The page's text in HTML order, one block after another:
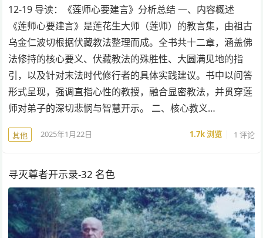
12-19 导读：《莲师心要建言》分析总结 一、内容概述
《莲师心要建言》是莲花生大师（莲师）的教言集，由祖古
乌金仁波切根据伏藏教法整理而成。全书共十二章，涵盖佛
法修持的核心要义、伏藏教法的殊胜性、大圆满见地的指
引，以及针对末法时代修行者的具体实践建议。书中以问答
形式呈现，强调直指心性的教授，融合显密教法，并贯穿莲
师对弟子的深切悲悯与智慧开示。 二、核心教义…
其他 2025年1月22日 1.7k浏览 1 评论
寻灭尊者开示录-32 名色